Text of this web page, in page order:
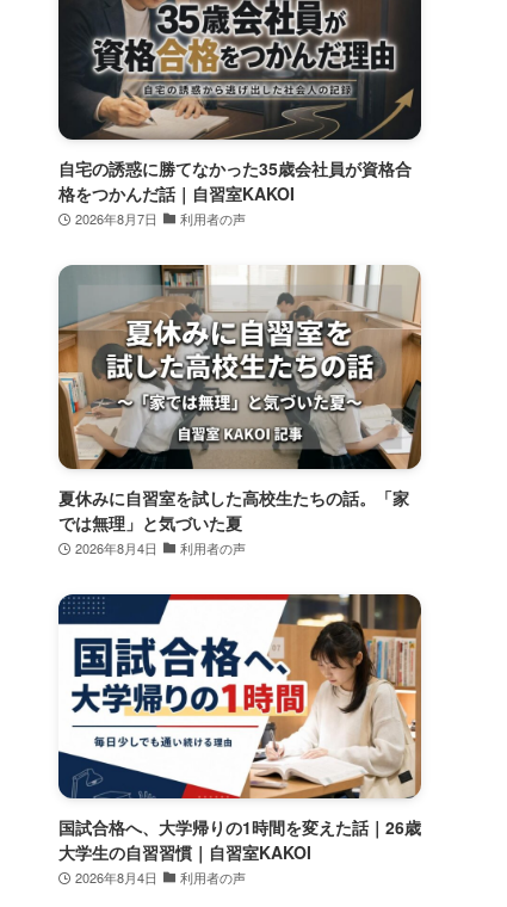
自宅の誘惑に勝てなかった35歳会社員が資格合
格をつかんだ話｜自習室KAKOI
2026年8月7日 利用者の声
夏休みに自習室を試した高校生たちの話。「家
では無理」と気づいた夏
2026年8月4日 利用者の声
国試合格へ、大学帰りの1時間を変えた話｜26歳
大学生の自習習慣｜自習室KAKOI
2026年8月4日 利用者の声